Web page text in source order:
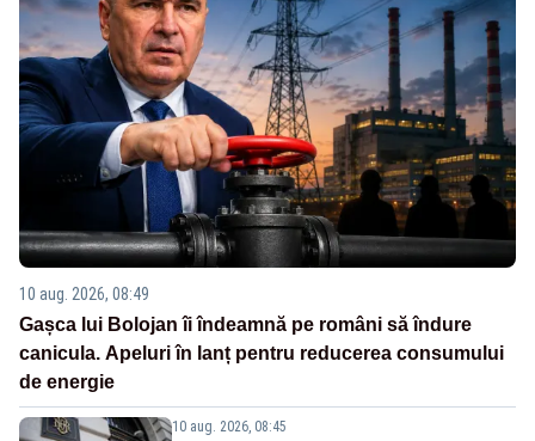
10 aug. 2026, 08:49
Gașca lui Bolojan îi îndeamnă pe români să îndure
canicula. Apeluri în lanț pentru reducerea consumului
de energie
10 aug. 2026, 08:45